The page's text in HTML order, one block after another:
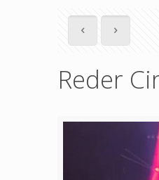
Reder